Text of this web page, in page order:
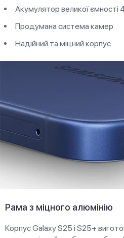
Акумулятор великої
Продумана система камер
Надійний та міцний корпус
Рама з міцного алюмінію
Корпус Galaxy S25 і S25+